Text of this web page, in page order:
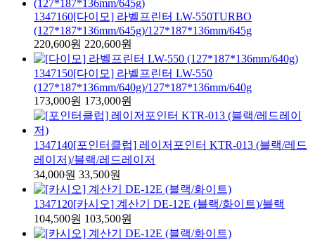
1347160[다이모] 라벨프린터 LW-550TURBO
(127*187*136mm/645g)/127*187*136mm/645g
220,600원 220,600원
1347150[다이모] 라벨프린터 LW-550
(127*187*136mm/640g)/127*187*136mm/640g
173,000원 173,000원
1347140[포인터클럽] 레이저포인터 KTR-013 (블랙/레드
레이저)/블랙/레드레이저
34,000원 33,500원
1347120[카시오] 계산기 DE-12E (블랙/화이트)/블랙
104,500원 103,500원